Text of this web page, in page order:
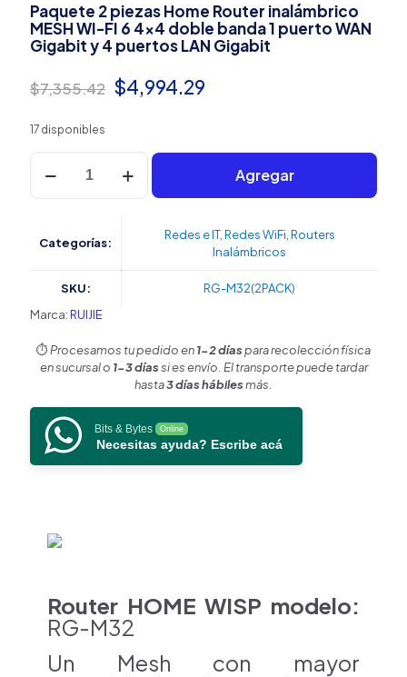
Paquete 2 piezas Home Router inalámbrico
MESH WI-FI 6 4×4 doble banda 1 puerto WAN
Gigabit y 4 puertos LAN Gigabit
$7,355.42 El
era:
$7,355.42.
$4,994.29
$4,994.29.
17 disponibles
Paquete
piezas
inalámbrico
6
doble
banda
WAN
Gigabit
4
cantidad
Agregar
Categorías:
Redes e IT, Redes WiFi Routers
Inalámbricos
SKU:
RG-M32(2PACK)
Marca:RUIJIE
⏱️Procesamos tu pedido en1-2 díaspara recolección física
en sucursal o 1-3 díassi es envío. El transporte puede tardar
hasta3 días hábilesmás.
Bits & Bytes Online
Necesitas ayuda? Escribe acá
Router HOME WISP modelo:
RG-M32
Un Mesh con mayor